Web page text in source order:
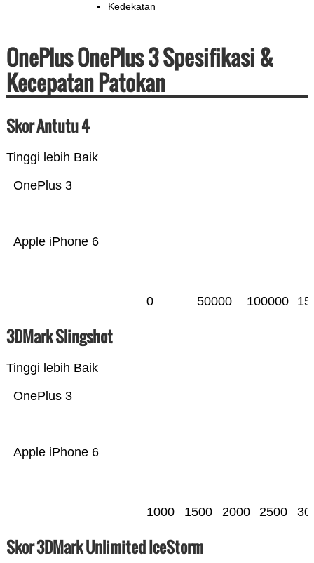
Kedekatan
OnePlus OnePlus 3 Spesifikasi &
Kecepatan Patokan
Skor Antutu 4
Tinggi lebih Baik
Apple iPhone 6
OnePlus 3
0 50000 100000
3DMark Slingshot
Tinggi lebih Baik
Apple iPhone 6
OnePlus 3
1000 1500 2000 2500
Skor 3DMark Unlimited IceStorm